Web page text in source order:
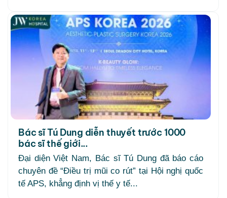
Bác sĩ Tú Dung diễn thuyết trước 1000
bác sĩ thế giới...
Đại diện Việt Nam, Bác sĩ Tú Dung đã báo cáo
chuyên đề “Điều trị mũi co rút” tại Hội nghị quốc
tế APS, khẳng định vị thế y tế...